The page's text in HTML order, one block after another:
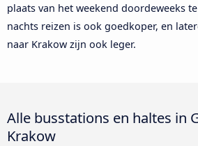
plaats van het weekend doordeweeks
nachts reizen is ook goedkoper, en
naar Krakow zijn ook leger.
Alle busstations en haltes in
Krakow